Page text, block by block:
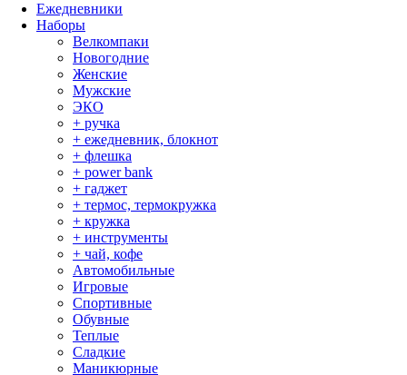
Ежедневники
Наборы
Велкомпаки
Новогодние
Женские
Мужские
ЭКО
+ ручка
+ ежедневник, блокнот
+ флешка
+ power bank
+ гаджет
+ термос, термокружка
+ кружка
+ инструменты
+ чай, кофе
Автомобильные
Игровые
Спортивные
Обувные
Теплые
Сладкие
Маникюрные